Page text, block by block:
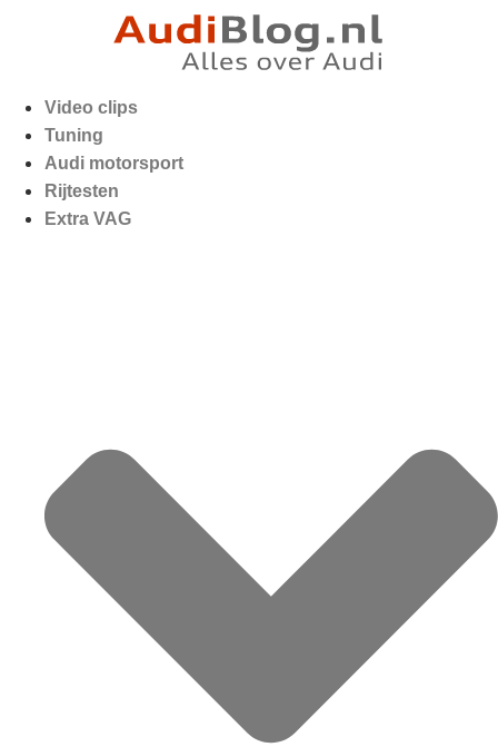
Video clips
Tuning
Audi motorsport
Rijtesten
Extra VAG